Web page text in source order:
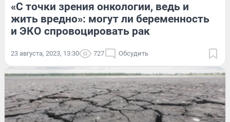
«С точки зрения онкологии, ведь и
жить вредно»: могут ли беременность
и ЭКО спровоцировать рак
23 августа, 2023, 13:30 727 Обсудить